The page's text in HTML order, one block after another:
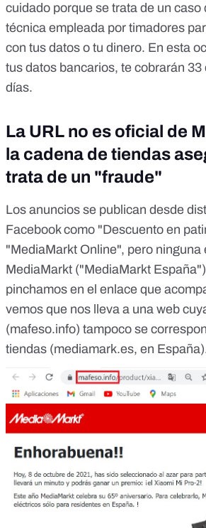
cuidado porque se trata de un caso
técnica empleada por timadores
con tus datos o tu dinero. En esta
tus datos bancarios, te cobrarán 33
días.
La URL no es oficial de
la cadena de tiendas
trata de un "fraude"
Los anuncios se publican desde
Facebook como "Descuento en
"MediaMarkt Online", pero ninguna
MediaMarkt ("MediaMarkt España
pinchamos en el enlace que
vemos que nos lleva a una web
(mafeso.info) tampoco se
tiendas (mediamark.es, en